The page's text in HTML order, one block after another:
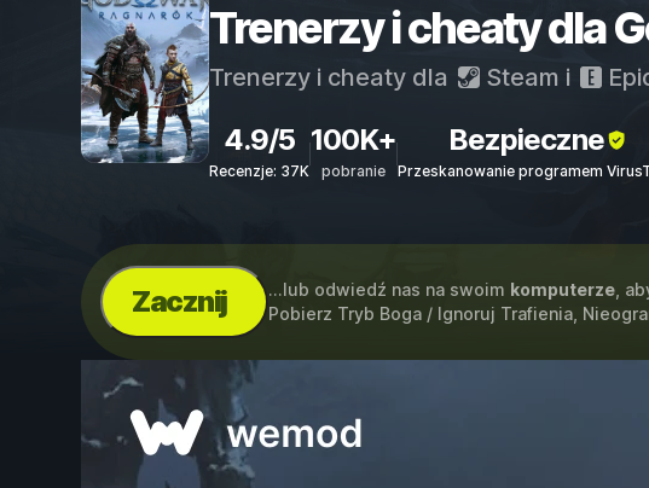
Trenerzy i cheaty dla
Trenerzy i cheaty dla Steam i
4.9/5
Recenzje: 37K
100K+
pobranie
Bezpieczne
Przeskanowanie programem
Zacznij ...lub odwiedź nas na swoim komputerze,
Pobierz Tryb Boga / Ignoruj Trafienia,